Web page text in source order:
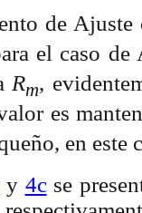
de
el caso
Rm,
es
en este
y 4cse